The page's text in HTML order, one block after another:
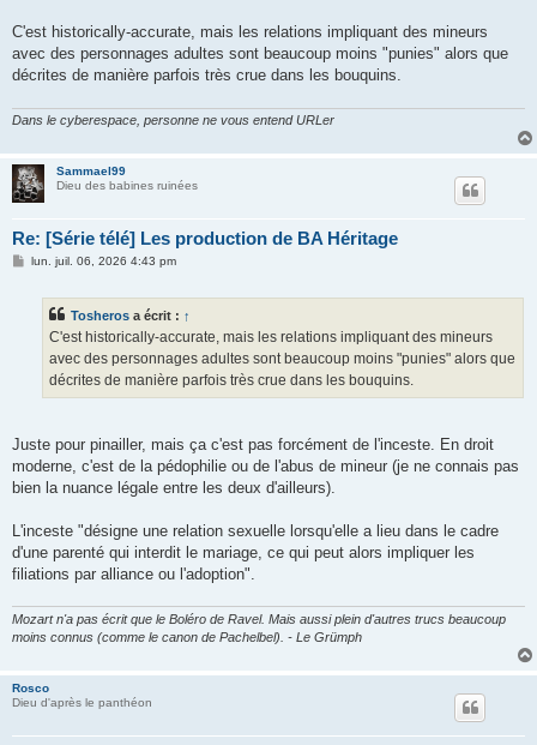
C'est historically-accurate, mais les relations impliquant des mineurs
avec des personnages adultes sont beaucoup moins "punies" alors que
décrites de manière parfois très crue dans les bouquins.
Dans le cyberespace, personne ne vous entend URLer
Sammael99
Dieu des babines ruinées
Re: [Série télé] Les production de BA Héritage
Mlun. juil. 06, 2026 4:43 pm
Tosheros a écrit : ↑
C'est historically-accurate, mais les relations impliquant des mineurs
avec des personnages adultes sont beaucoup moins "punies" alors que
décrites de manière parfois très crue dans les bouquins.
Juste pour pinailler, mais ça c'est pas forcément de l'inceste. En droit
moderne, c'est de la pédophilie ou de l'abus de mineur (je ne connais pas
bien la nuance légale entre les deux d'ailleurs).
L'inceste "désigne une relation sexuelle lorsqu'elle a lieu dans le cadre
d'une parenté qui interdit le mariage, ce qui peut alors impliquer les
filiations par alliance ou l'adoption".
Mozart n'a pas écrit que le Boléro de Ravel. Mais aussi plein d'autres trucs beaucoup
moins connus (comme le canon de Pachelbel). - Le Grümph
Rosco
Dieu d'après le panthéon